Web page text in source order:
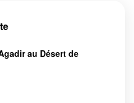
au Désert de